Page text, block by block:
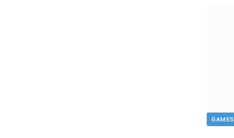
GAMES